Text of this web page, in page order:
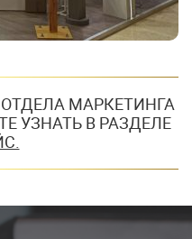
МАРКЕТИНГА
УЗНАТЬ В РАЗДЕЛЕ